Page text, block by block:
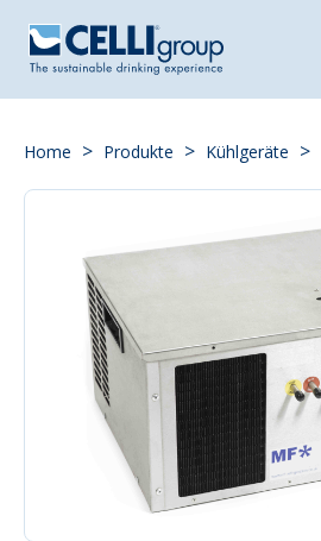
Home > Produkte > Kühlgeräte >